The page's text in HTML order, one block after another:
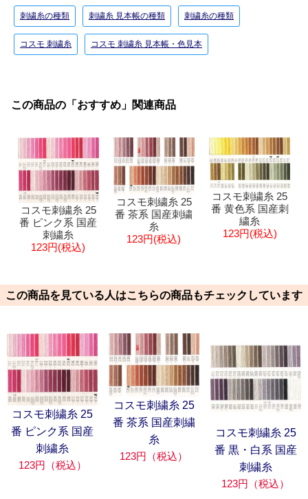
刺繍糸の種類 刺繍糸 見本帳の種類 刺繍糸の種類
コスモ 刺繍糸 コスモ 刺繍糸 見本帳・色見本
この商品の「おすすめ」関連商品
コスモ刺繍糸 25
番 ピンク系 国産
刺繍糸
123円(税込)
コスモ刺繍糸 25
番 茶系 国産刺繍
糸
123円(税込)
コスモ刺繍糸 25
番 黄色系 国産刺
繍糸
123円(税込)
この商品を見ている人はこちらの商品もチェックしています
コスモ刺繍糸 25
番 ピンク系 国産
刺繍糸
123円（税込）
コスモ刺繍糸 25
番 茶系 国産刺繍
糸
123円（税込）
コスモ刺繍糸 25
番 黒・白系 国産
刺繍糸
123円（税込）